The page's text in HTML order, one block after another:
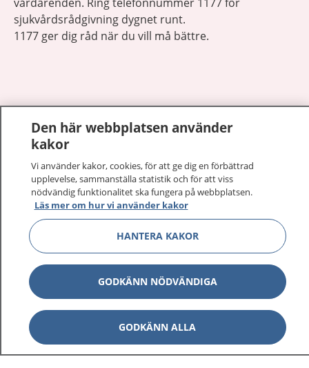
sjukvårdsrådgivning dygnet runt.
1177 ger dig råd när du vill må bättre.
1177 på flera språk
Om 1177
Kontakt
Behandling av personuppgifter
Hantering av kakor
Inställningar för kakor
Den här webbplatsen använder
kakor
Vi använder kakor, cookies, för att ge dig en förbättrad
upplevelse, sammanställa statistik och för att viss
nödvändig funktionalitet ska fungera på webbplatsen.
Läs mer om hur vi använder kakor
HANTERA KAKOR
GODKÄNN NÖDVÄNDIGA
GODKÄNN ALLA